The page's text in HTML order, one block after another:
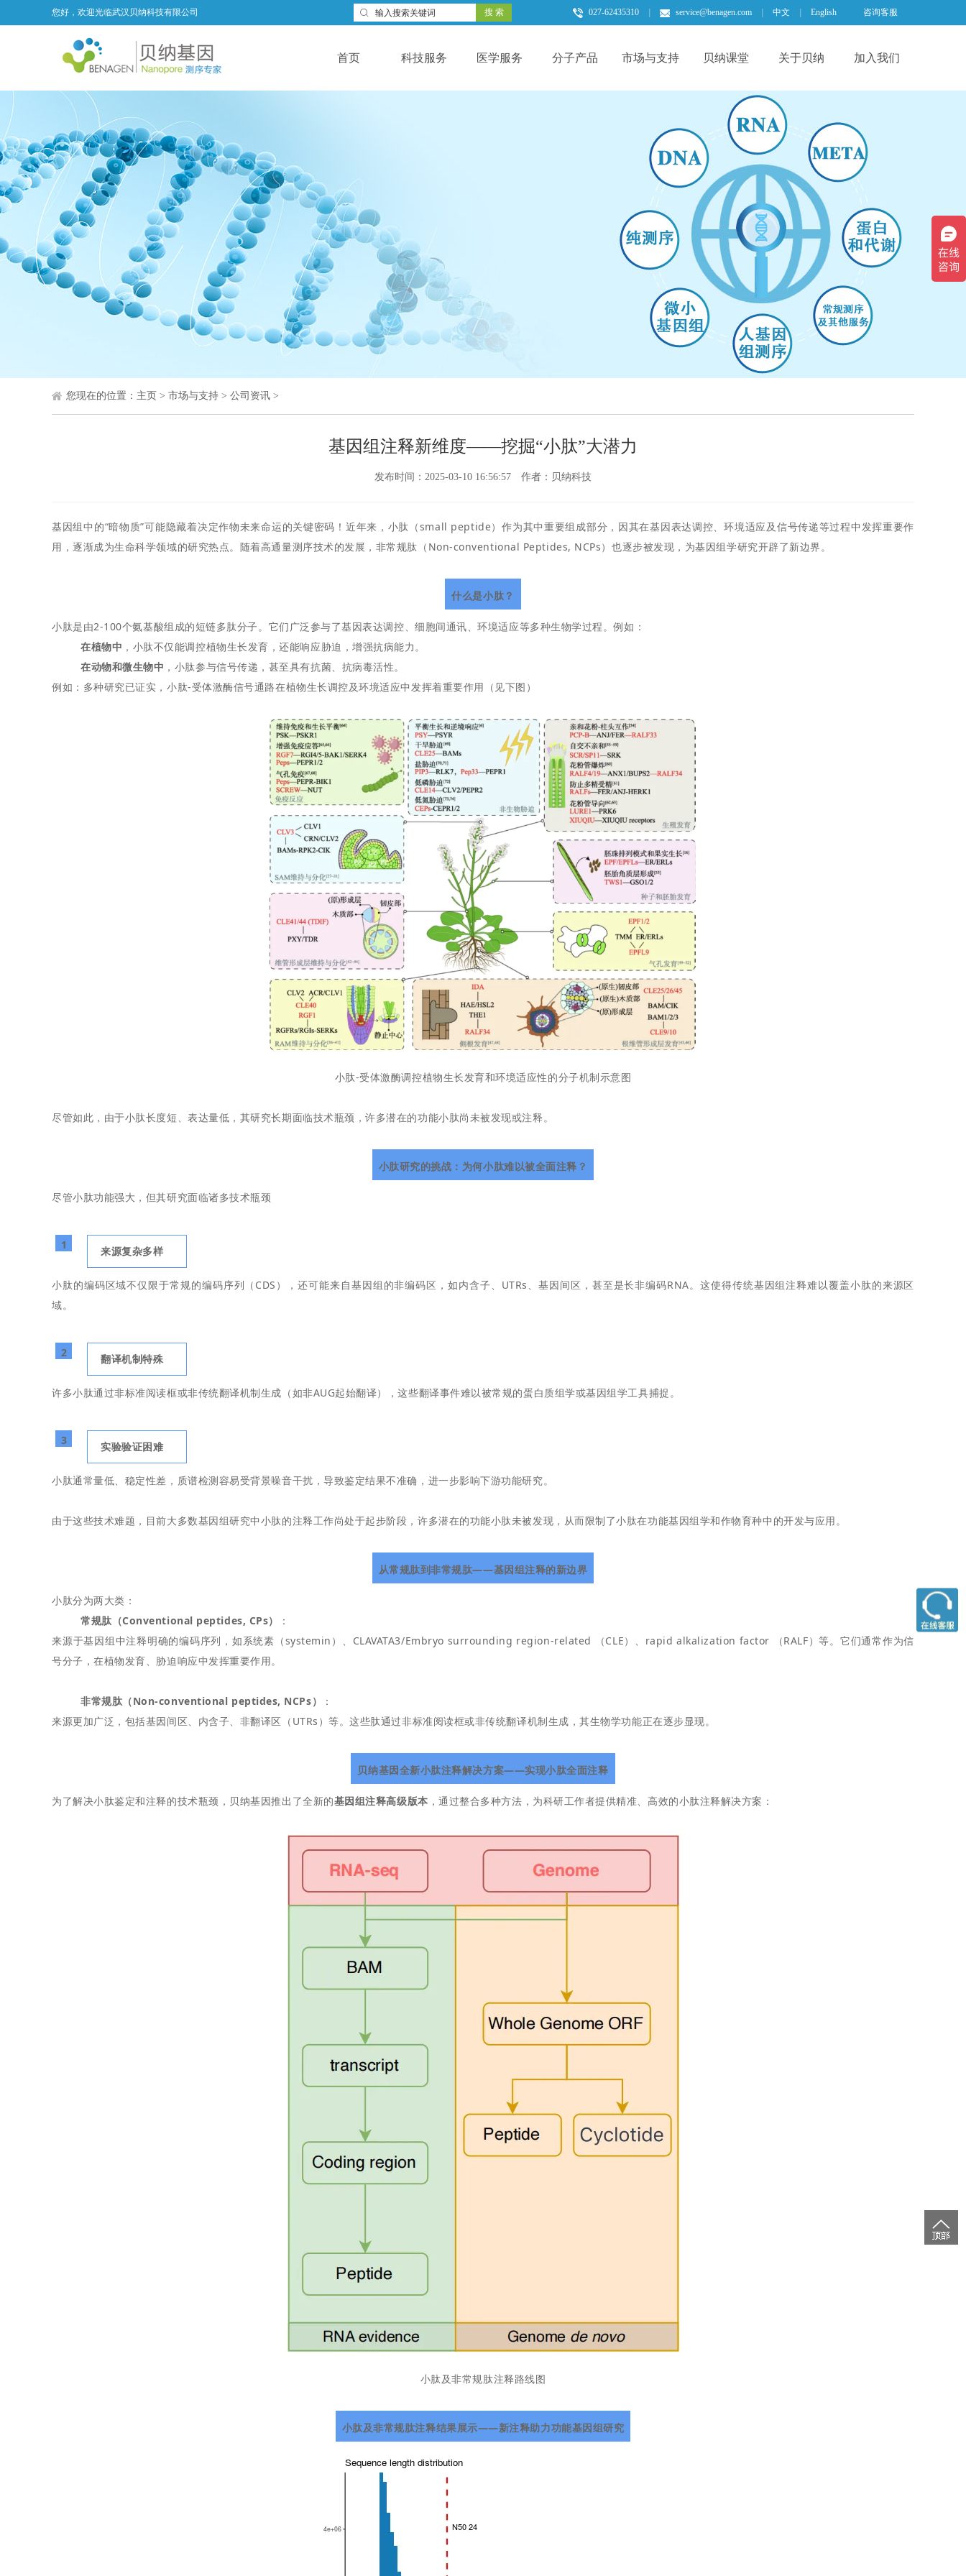
您好，欢迎光临武汉贝纳科技有限公司  搜 索 027-62435310 service@benagen.com 中文 English 咨询客服
首页 科技服务 医学服务 分子产品 市场与支持 贝纳课堂 关于贝纳 加入我们
您现在的位置： 主页 > 市场与支持 > 公司资讯 >
基因组注释新维度——挖掘“小肽”大潜力
发布时间：2025-03-10 16:56:57 作者：贝纳科技
基因组中的“暗物质”可能隐藏着决定作物未来命运的关键密码！近年来，小肽（small peptide）作为其中重要组成部分，因其在基因表达调控、环境适应及信号传递等过程中发挥重要作
用，逐渐成为生命科学领域的研究热点。随着高通量测序技术的发展，非常规肽（Non-conventional Peptides, NCPs）也逐步被发现，为基因组学研究开辟了新边界。
什么是小肽？
小肽是由2-100个氨基酸组成的短链多肽分子。它们广泛参与了基因表达调控、细胞间通讯、环境适应等多种生物学过程。例如：
在植物中 ，小肽不仅能调控植物生长发育，还能响应胁迫，增强抗病能力。
在动物和微生物中 ，小肽参与信号传递，甚至具有抗菌、抗病毒活性。
例如：多种研究已证实，小肽-受体激酶信号通路在植物生长调控及环境适应中发挥着重要作用（见下图）
小肽-受体激酶调控植物生长发育和环境适应性的分子机制示意图
尽管如此，由于小肽长度短、表达量低，其研究长期面临技术瓶颈，许多潜在的功能小肽尚未被发现或注释。
小肽研究的挑战：为何小肽难以被全面注释？
尽管小肽功能强大，但其研究面临诸多技术瓶颈
1 来源复杂多样
小肽的编码区域不仅限于常规的编码序列（CDS），还可能来自基因组的非编码区，如内含子、UTRs、基因间区，甚至是长非编码RNA。这使得传统基因组注释难以覆盖小肽的来源区
域。
2 翻译机制特殊
许多小肽通过非标准阅读框或非传统翻译机制生成（如非AUG起始翻译），这些翻译事件难以被常规的蛋白质组学或基因组学工具捕捉。
3 实验验证困难
小肽通常量低、稳定性差，质谱检测容易受背景噪音干扰，导致鉴定结果不准确，进一步影响下游功能研究。
由于这些技术难题，目前大多数基因组研究中小肽的注释工作尚处于起步阶段，许多潜在的功能小肽未被发现，从而限制了小肽在功能基因组学和作物育种中的开发与应用。
从常规肽到非常规肽——基因组注释的新边界
小肽分为两大类：
常规肽（Conventional peptides, CPs）
：
来源于基因组中注释明确的编码序列，如系统素（systemin）、CLAVATA3/Embryo surrounding region-related （CLE）、rapid alkalization factor （RALF）等。它们通常作为信
号分子，在植物发育、胁迫响应中发挥重要作用。
非常规肽（Non-conventional peptides, NCPs）
：
来源更加广泛，包括基因间区、内含子、非翻译区（UTRs）等。这些肽通过非标准阅读框或非传统翻译机制生成，其生物学功能正在逐步显现。
贝纳基因全新小肽注释解决方案——实现小肽全面注释
为了解决小肽鉴定和注释的技术瓶颈，贝纳基因推出了全新的基因组注释高级版本 ，通过整合多种方法，为科研工作者提供精准、高效的小肽注释解决方案：
小肽及非常规肽注释路线图
小肽及非常规肽注释结果展示——新注释助力功能基因组研究